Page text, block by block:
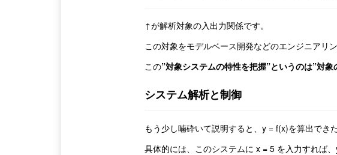
↑が解析対象の入出力関係です。
この対象をモデルベース開発などのエンジニアリ
この”対象システムの特性を把握”というのは”対
システム解析と制御
もう少し噛砕いて説明すると、y = f(x)を算出でき
具体的には、このシステムに x = 5 を入力すれば